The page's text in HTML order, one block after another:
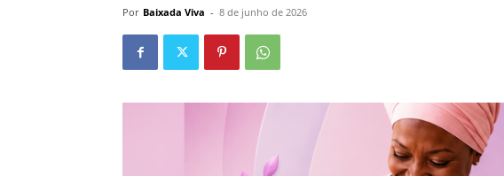
Por Baixada Viva - 8 de junho de 2026